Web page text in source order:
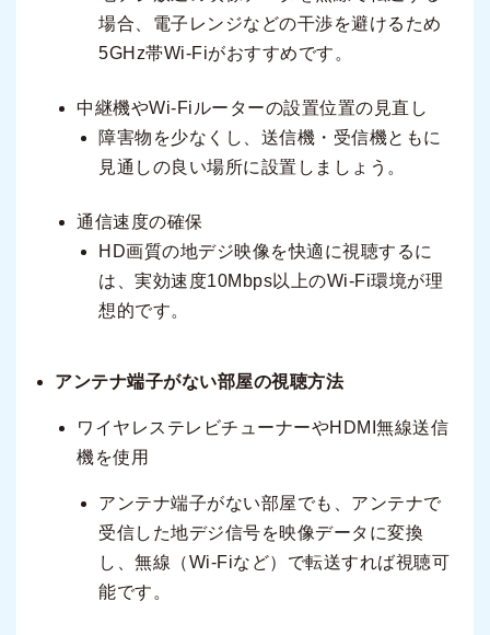
場合、電子レンジなどの干渉を避けるため
5GHz帯Wi-Fiがおすすめです。
中継機やWi-Fiルーターの設置位置の見直し
障害物を少なくし、送信機・受信機ともに
見通しの良い場所に設置しましょう。
通信速度の確保
HD画質の地デジ映像を快適に視聴するに
は、実効速度10Mbps以上のWi-Fi環境が理
想的です。
アンテナ端子がない部屋の視聴方法
ワイヤレステレビチューナーやHDMI無線送信
機を使用
アンテナ端子がない部屋でも、アンテナで
受信した地デジ信号を映像データに変換
し、無線（Wi-Fiなど）で転送すれば視聴可
能です。